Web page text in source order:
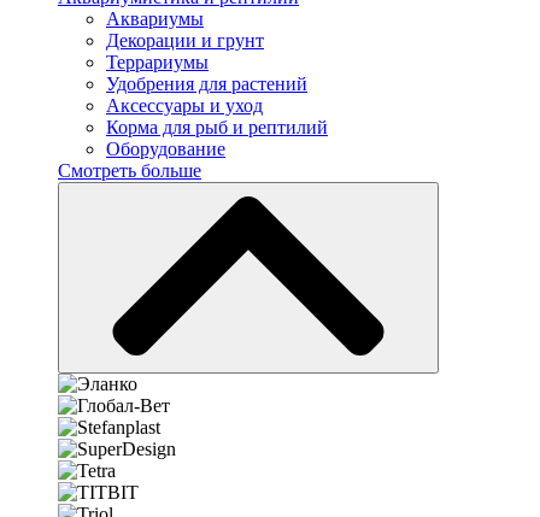
Аквариумы
Декорации и грунт
Террариумы
Удобрения для растений
Аксессуары и уход
Корма для рыб и рептилий
Оборудование
Смотреть больше